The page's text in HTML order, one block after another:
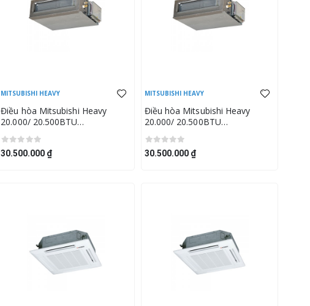
MITSUBISHI HEAVY
Điều hòa Mitsubishi Heavy
20.000/ 20.500BTU
30.500.000 ₫
MITSUBISHI HEAVY
Điều hòa Mitsubishi Heavy
20.000/ 20.500BTU
30.500.000 ₫